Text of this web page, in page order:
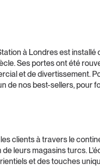
à Londres est
Ses portes ont été
et de divertissement.
de nos best-sellers, pour
clients à travers le
leurs magasins turcs.
et des touches